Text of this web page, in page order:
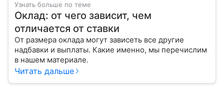
Узнать больше по теме
Оклад: от чего зависит, чем
отличается от ставки
От размера оклада могут зависеть все другие
надбавки и выплаты. Какие именно, мы перечислим
в нашем материале.
Читать дальше